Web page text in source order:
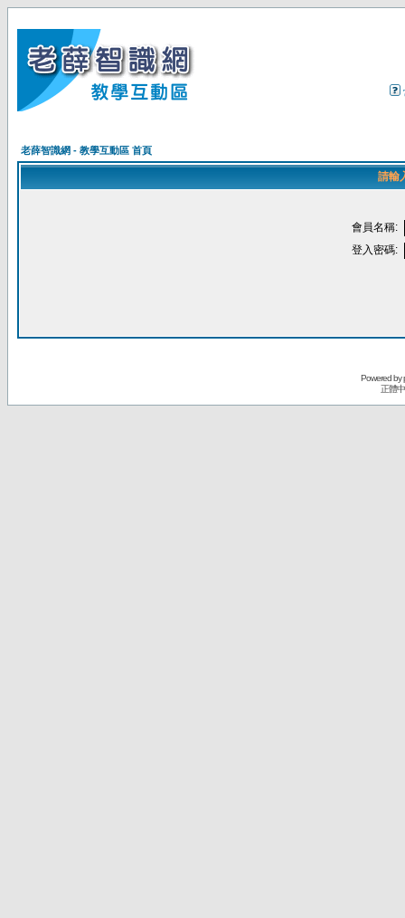
老薛智識網 - 教學互動區 首頁
請輸
會員名稱:
登入密碼:
Powered by
正體